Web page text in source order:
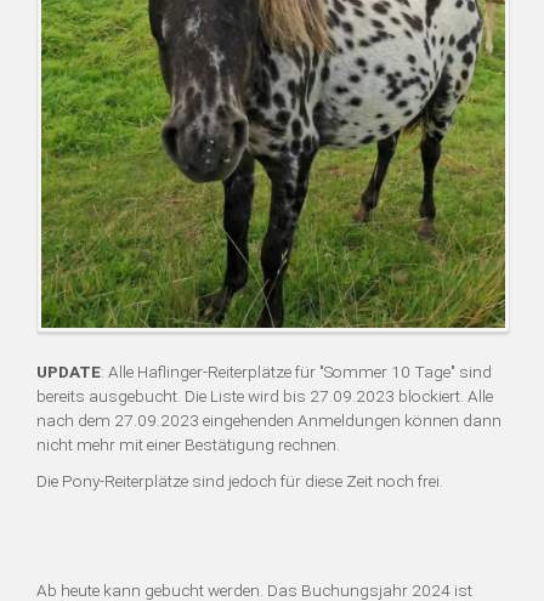
UPDATE: Alle Haflinger-Reiterplätze für "Sommer 10 Tage" sind
bereits ausgebucht. Die Liste wird bis 27.09.2023 blockiert. Alle
nach dem 27.09.2023 eingehenden Anmeldungen können dann
nicht mehr mit einer Bestätigung rechnen.
Die Pony-Reiterplätze sind jedoch für diese Zeit noch frei.
Ab heute kann gebucht werden. Das Buchungsjahr 2024 ist